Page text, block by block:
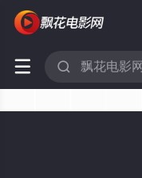
 